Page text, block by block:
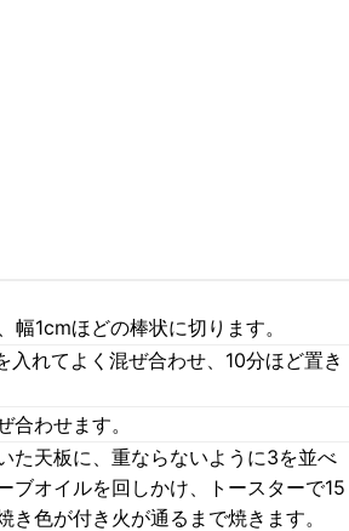
幅1cmほどの棒状に切ります。
入れてよく混ぜ合わせ、10分ほど置き
合わせます。
た天板に、重ならないように3を並べ
ブオイルを回しかけ、トースターで15
き色が付き火が通るまで焼きます。